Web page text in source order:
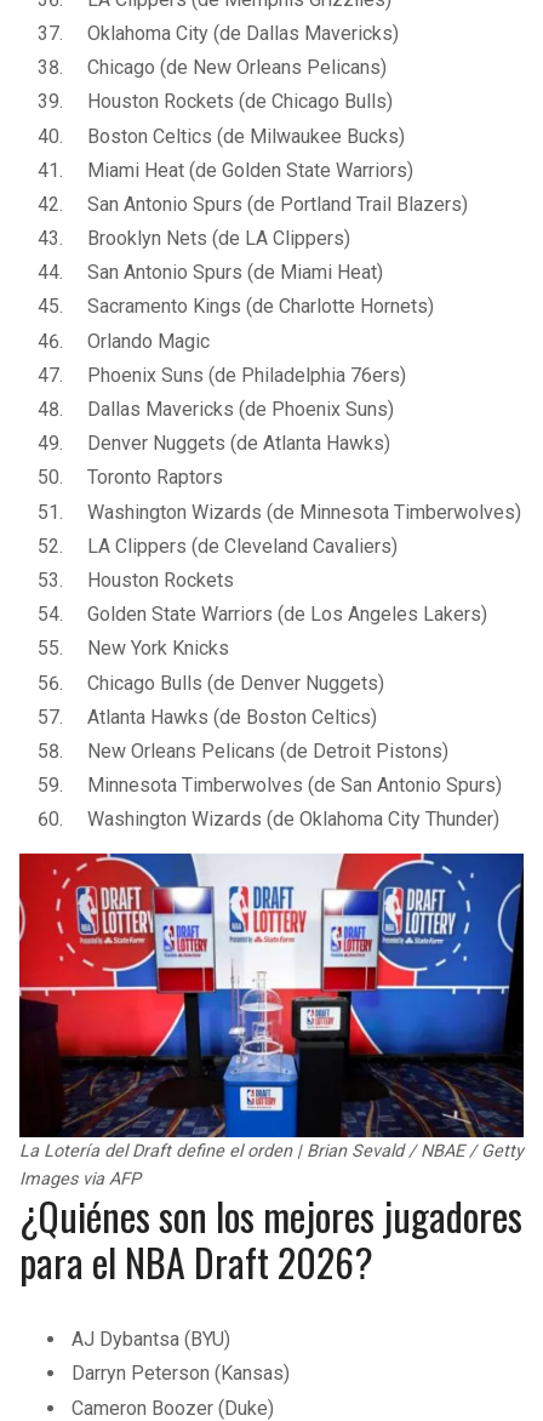
Oklahoma City (de Dallas Mavericks)
Chicago (de New Orleans Pelicans)
Houston Rockets (de Chicago Bulls)
Boston Celtics (de Milwaukee Bucks)
Miami Heat (de Golden State Warriors)
San Antonio Spurs (de Portland Trail Blazers)
Brooklyn Nets (de LA Clippers)
San Antonio Spurs (de Miami Heat)
Sacramento Kings (de Charlotte Hornets)
Orlando Magic
Phoenix Suns (de Philadelphia 76ers)
Dallas Mavericks (de Phoenix Suns)
Denver Nuggets (de Atlanta Hawks)
Toronto Raptors
Washington Wizards (de Minnesota Timberwolves)
LA Clippers (de Cleveland Cavaliers)
Houston Rockets
Golden State Warriors (de Los Angeles Lakers)
New York Knicks
Chicago Bulls (de Denver Nuggets)
Atlanta Hawks (de Boston Celtics)
New Orleans Pelicans (de Detroit Pistons)
Minnesota Timberwolves (de San Antonio Spurs)
Washington Wizards (de Oklahoma City Thunder)
La Lotería del Draft define el orden | Brian Sevald / NBAE / Getty
Images via AFP
¿Quiénes son los mejores jugadores
para el NBA Draft 2026?
AJ Dybantsa (BYU)
Darryn Peterson (Kansas)
Cameron Boozer (Duke)